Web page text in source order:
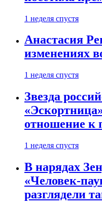
1 неделя спустя
Анастасия
изменениях
1 неделя спустя
Звезда
отношение к
1 неделя спустя
В нарядах
«Человек-
разглядели